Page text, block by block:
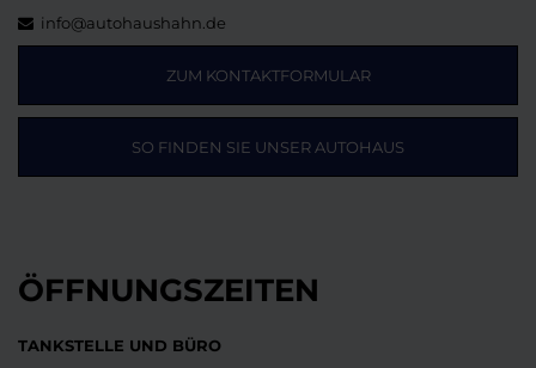
info@autohaushahn.de
ZUM KONTAKTFORMULAR
SO FINDEN SIE UNSER AUTOHAUS
ÖFFNUNGSZEITEN
TANKSTELLE UND BÜRO